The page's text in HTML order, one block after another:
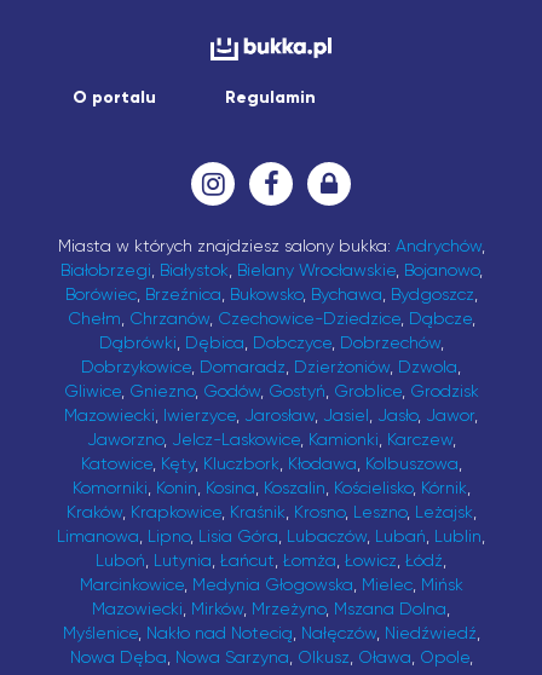
O portalu Regulamin
Miasta w których znajdziesz salony bukka: Andrychów,
Białobrzegi, Białystok, Bielany Wrocławskie, Bojanowo,
Borówiec, Brzeźnica, Bukowsko, Bychawa, Bydgoszcz,
Chełm, Chrzanów, Czechowice-Dziedzice, Dąbcze,
Dąbrówki, Dębica, Dobczyce, Dobrzechów,
Dobrzykowice, Domaradz, Dzierżoniów, Dzwola,
Gliwice, Gniezno, Godów, Gostyń, Groblice, Grodzisk
Mazowiecki, Iwierzyce, Jarosław, Jasiel, Jasło, Jawor,
Jaworzno, Jelcz-Laskowice, Kamionki, Karczew,
Katowice, Kęty, Kluczbork, Kłodawa, Kolbuszowa,
Komorniki, Konin, Kosina, Koszalin, Kościelisko, Kórnik,
Kraków, Krapkowice, Kraśnik, Krosno, Leszno, Leżajsk,
Limanowa, Lipno, Lisia Góra, Lubaczów, Lubań, Lublin,
Luboń, Lutynia, Łańcut, Łomża, Łowicz, Łódź,
Marcinkowice, Medynia Głogowska, Mielec, Mińsk
Mazowiecki, Mirków, Mrzeżyno, Mszana Dolna,
Myślenice, Nakło nad Notecią, Nałęczów, Niedźwiedź,
Nowa Dęba, Nowa Sarzyna, Olkusz, Oława, Opole,